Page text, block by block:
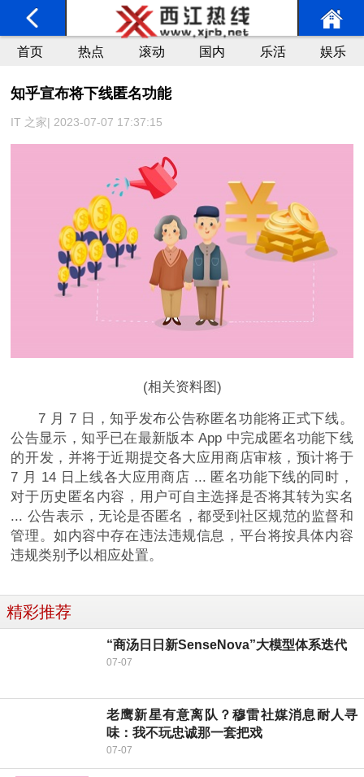
首页 热点 滚动 国内 乐活 娱乐
知乎宣布将下线匿名功能
IT 之家| 2023-07-07 17:37:15
(相关资料图)
7 月 7 日，知乎发布公告称匿名功能将正式下线。
公告显示，知乎已在最新版本 App 中完成匿名功能下线
的开发，并将于近期提交各大应用商店审核，预计将于
7 月 14 日上线各大应用商店 ... 匿名功能下线的同时，
对于历史匿名内容，用户可自主选择是否将其转为实名
... 公告表示，无论是否匿名，都受到社区规范的监督和
管理。如内容中存在违法违规信息，平台将按具体内容
违规类别予以相应处置。
精彩推荐
“商汤日日新SenseNova”大模型体系迭代
07-07
老鹰新星有意离队？穆雷社媒消息耐人寻
味：我不玩忠诚那一套把戏
07-07